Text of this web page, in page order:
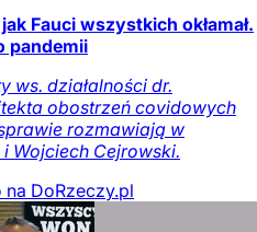
Fauci wszystkich okłamał.
pandemii
ws. działalności dr.
obostrzeń covidowych
rozmawiają w
i Wojciech Cejrowski.
na DoRzeczy.pl